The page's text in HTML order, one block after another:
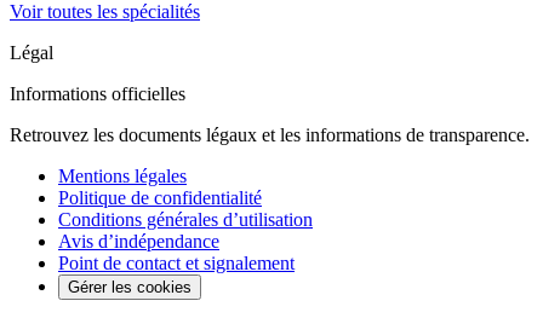
Voir toutes les spécialités
Légal
Informations officielles
Retrouvez les documents légaux et les informations de transparence.
Mentions légales
Politique de confidentialité
Conditions générales d’utilisation
Avis d’indépendance
Point de contact et signalement
Gérer les cookies